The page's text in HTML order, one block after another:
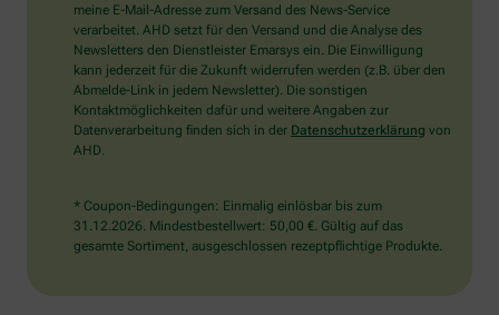
Sie
bitte
das
Auto.
meine E-Mail-Adresse zum Versand des News-Service
verarbeitet. AHD setzt für den Versand und die Analyse des
Newsletters den Dienstleister Emarsys ein. Die Einwilligung
kann jederzeit für die Zukunft widerrufen werden (z.B. über den
Abmelde-Link in jedem Newsletter). Die sonstigen
Kontaktmöglichkeiten dafür und weitere Angaben zur
Datenverarbeitung finden sich in der Datenschutzerklärung von
AHD.
* Coupon-Bedingungen: Einmalig einlösbar bis zum
31.12.2026. Mindestbestellwert: 50,00 €. Gültig auf das
gesamte Sortiment, ausgeschlossen rezeptpflichtige Produkte.